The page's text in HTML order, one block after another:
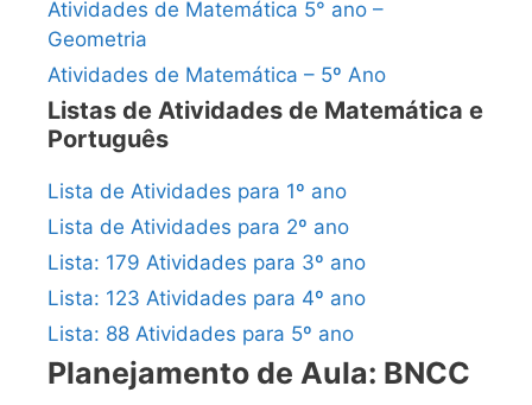
Atividades de Matemática 5° ano –
Geometria
Atividades de Matemática – 5º Ano
Listas de Atividades de Matemática e
Português
Lista de Atividades para 1º ano
Lista de Atividades para 2º ano
Lista: 179 Atividades para 3º ano
Lista: 123 Atividades para 4º ano
Lista: 88 Atividades para 5º ano
Planejamento de Aula: BNCC